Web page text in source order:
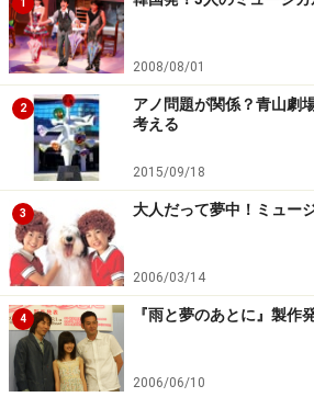
ナリ」をオープンさせ、翌1982年
席・ロビーも備えた「本多劇場」を
氏はその後も続々と個性の違う劇
れらの劇場で上演される舞台に沢山
ことから、いつしか下北沢は「演劇
うになるのですが、大企業や公共の
でこれだけの劇場を所有し、運営し
と思います。国や自治体、企業がプ
はなく、たった1人の男性が抱いた
劇」というキーワードでどんどん賑
て凄い事だと思いませんか？
1
2008/08/01
2
アノ問題が関係？青山劇
考える
2015/09/18
3 大人だって夢中！ミュー
2006/03/14
4 『雨と夢のあとに』製作
2006/06/10